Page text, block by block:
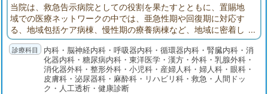
当院は、救急告示病院としての役割を果たすとともに、置賜地
域での医療ネットワークの中では、亜急性期や回復期に対応す
る、地域包括ケア病棟、慢性期の療養病棟など、地域に密着し
た病院づくりを目指し、取り組んでおります。
内科・脳神経内科・呼吸器内科・循環器内科・腎臓内科・消
化器内科・糖尿病内科・東洋医学・漢方・外科・乳腺外科・
消化器外科・整形外科・小児科・産婦人科・婦人科・眼科・
皮膚科・泌尿器科・麻酔科・リハビリ科・救急・人間ドッ
ク・人工透析・健康診断